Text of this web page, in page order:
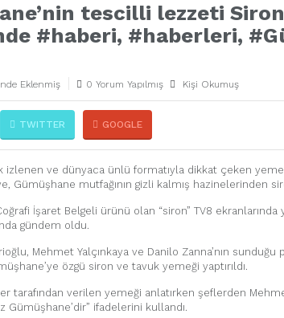
tescilli lezzeti
#haberi, #haberleri,
Eklenmiş 0 Yorum Yapılmış Kişi Okumuş
TWITTER GOOGLE
izlenen ve dünyaca ünlü formatıyla dikkat çeken
Gümüşhane mutfağının gizli kalmış hazinelerinden
İşaret Belgeli ürünü olan “siron” TV8 ekranlarında
gündem oldu.
Mehmet Yalçınkaya ve Danilo Zanna’nın sunduğu
özgü siron ve tavuk yemeği yaptırıldı.
tarafından verilen yemeği anlatırken şeflerden
Gümüşhane’dir” ifadelerini kullandı.